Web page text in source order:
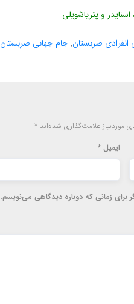
و پتریاشویلی
انفرادی صربستان, جام جهانی صربستان
علامت‌گذاری شده‌اند *
ایمیل*
برای زمانی که دوباره دیدگاهی می‌نویسم.